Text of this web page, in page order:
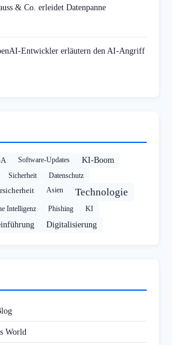
& Co. erleidet Datenpanne
Entwickler erläutern den AI-Angriff
Software-Updates KI-Boom
Sicherheit
Datenschutz
Asien Technologie
Intelligenz Phishing
KI
Digitalisierung
World